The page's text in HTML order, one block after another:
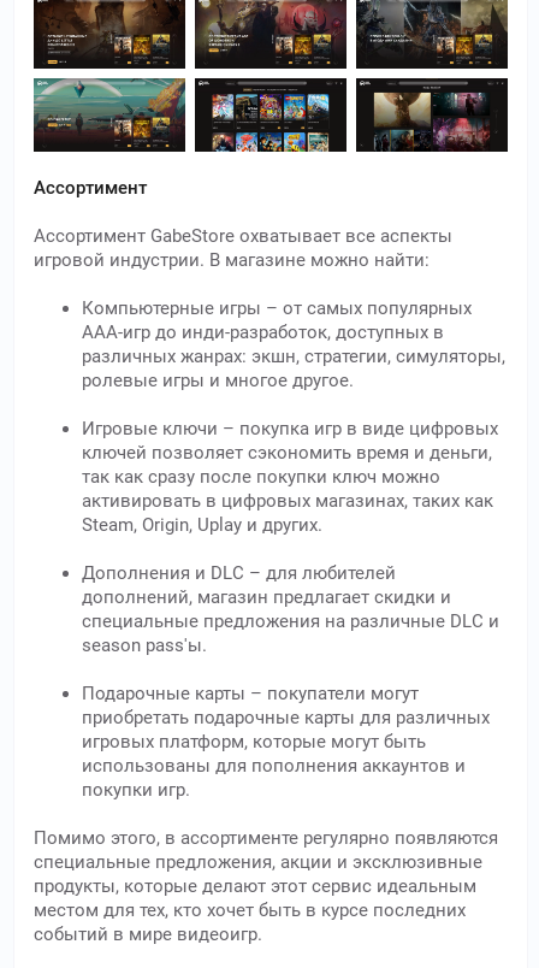
Ассортимент
Ассортимент GabeStore охватывает все аспекты
игровой индустрии. В магазине можно найти:
Компьютерные игры – от самых популярных
AAA-игр до инди-разработок, доступных в
различных жанрах: экшн, стратегии, симуляторы,
ролевые игры и многое другое.
Игровые ключи – покупка игр в виде цифровых
ключей позволяет сэкономить время и деньги,
так как сразу после покупки ключ можно
активировать в цифровых магазинах, таких как
Steam, Origin, Uplay и других.
Дополнения и DLC – для любителей
дополнений, магазин предлагает скидки и
специальные предложения на различные DLC и
season pass'ы.
Подарочные карты – покупатели могут
приобретать подарочные карты для различных
игровых платформ, которые могут быть
использованы для пополнения аккаунтов и
покупки игр.
Помимо этого, в ассортименте регулярно появляются
специальные предложения, акции и эксклюзивные
продукты, которые делают этот сервис идеальным
местом для тех, кто хочет быть в курсе последних
событий в мире видеоигр.